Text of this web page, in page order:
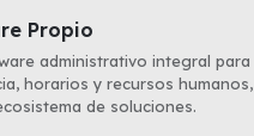
Propio
administrativo integral para
horarios y recursos humanos,
de soluciones.